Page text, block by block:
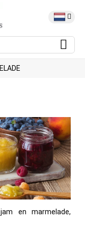
en marmelade,